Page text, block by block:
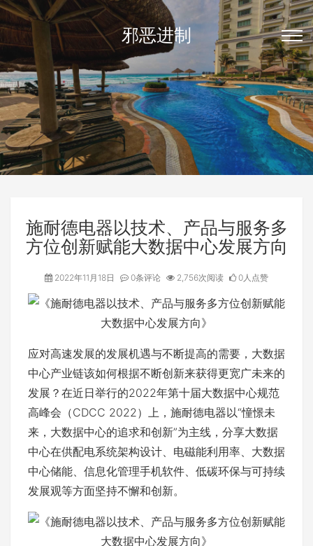
邪恶进制
施耐德电器以技术、产品与服务多
方位创新赋能大数据中心发展方向
2022年11月18日 0条评论 2,756次阅读 0人点赞
应对高速发展的发展机遇与不断提高的需要，大数据
中心产业链该如何根据不断创新来获得更宽广未来的
发展？在近日举行的2022年第十届大数据中心规范
高峰会（CDCC 2022）上，施耐德电器以“憧憬未
来，大数据中心的追求和创新”为主线，分享大数据
中心在供配电系统架构设计、电磁能利用率、大数据
中心储能、信息化管理手机软件、低碳环保与可持续
发展观等方面坚持不懈和创新。